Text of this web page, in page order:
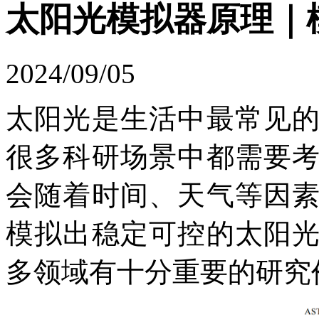
太阳光模拟器原理｜
2024/09/05
太阳光是生活中最常见
很多科研场景中都需要
会随着时间、天气等因
模拟出稳定可控的太阳
多领域有十分重要的研究